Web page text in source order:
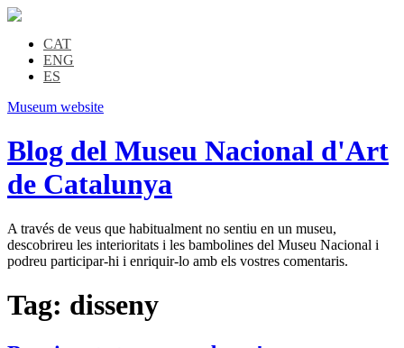
CAT
ENG
ES
Museum website
Blog del Museu Nacional d'Art
de Catalunya
A través de veus que habitualment no sentiu en un museu,
descobrireu les interioritats i les bambolines del Museu Nacional i
podreu participar-hi i enriquir-lo amb els vostres comentaris.
Tag: disseny